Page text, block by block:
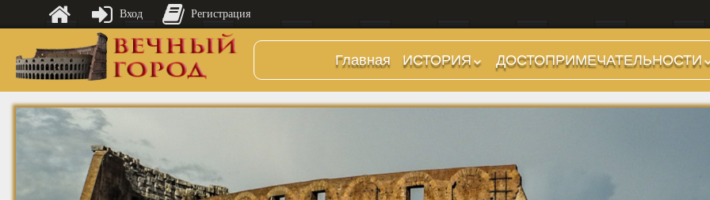
Главная
ИСТОРИЯ
Предыстория
Царский период
(509-265 гг до н.э.)
Поздняя Республика
ДОСТОПРИМЕЧАТЕЛЬНОСТИ
Холмы и остров.
Районы
Стадионы, Термы
Музеи
Вход Регистрация